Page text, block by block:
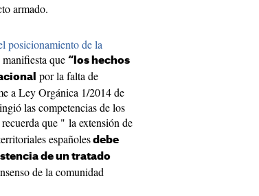
armado.
posicionamiento de la
manifiesta que “los hechos
por la falta de
a Ley Orgánica 1/2014 de
las competencias de los
que " la extensión de
españoles debe
de un tratado
de la comunidad